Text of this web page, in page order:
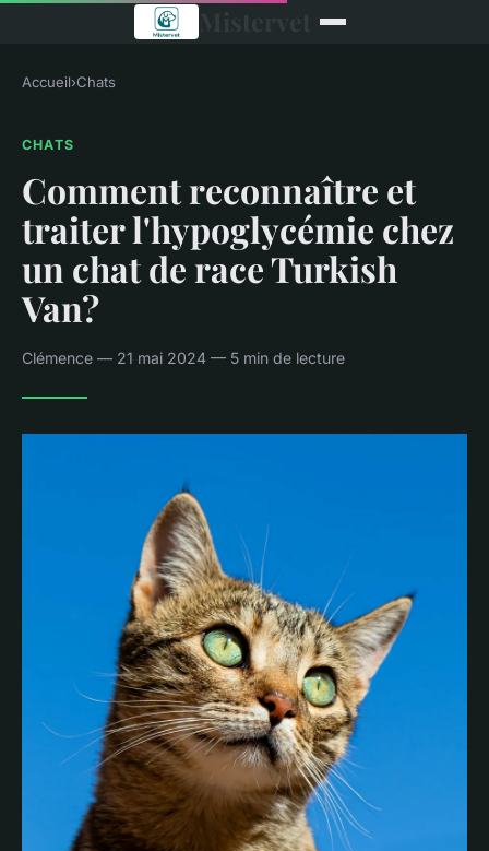
Accueil›Chats
CHATS
Comment reconnaître et
traiter l'hypoglycémie chez
un chat de race Turkish
Van?
Clémence — 21 mai 2024 — 5 min de lecture